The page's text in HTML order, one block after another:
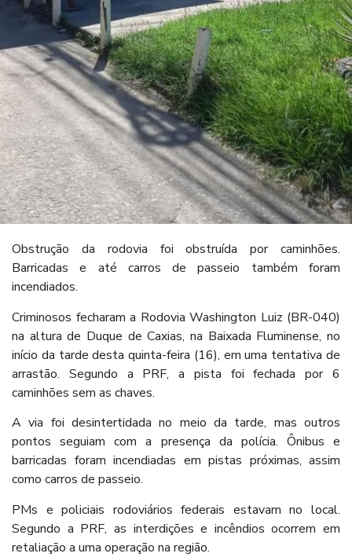
Obstrução da rodovia foi obstruída por caminhões.
Barricadas e até carros de passeio também foram
incendiados.
Criminosos fecharam a Rodovia Washington Luiz (BR-040)
na altura de Duque de Caxias, na Baixada Fluminense, no
início da tarde desta quinta-feira (16), em uma tentativa de
arrastão. Segundo a PRF, a pista foi fechada por 6
caminhões sem as chaves.
A via foi desintertidada no meio da tarde, mas outros
pontos seguiam com a presença da polícia. Ônibus e
barricadas foram incendiadas em pistas próximas, assim
como carros de passeio.
PMs e policiais rodoviários federais estavam no local.
Segundo a PRF, as interdições e incêndios ocorrem em
retaliação a uma operação na região.